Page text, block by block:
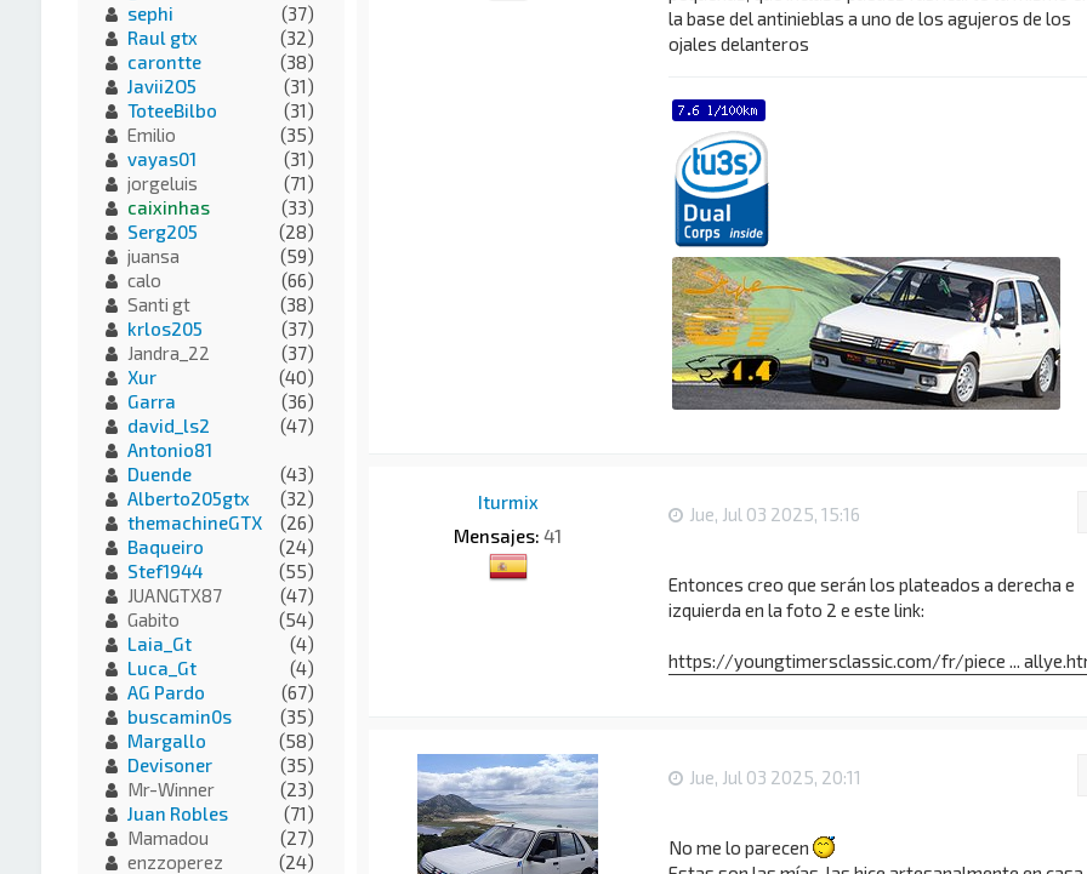
la base del antinieblas a uno de los agujeros de los
ojales delanteros
Iturmix
Mensajes: 41
Jue, Jul 03 2025, 15:16
Entonces creo que serán los plateados a derecha e
izquierda en la foto 2 e este link:
https://youngtimersclassic.com/fr/piece ...
Jue, Jul 03 2025, 20:11
No me lo parecen
sephi
(37)
Raul gtx
(32)
carontte
(38)
Javii2O5
(31)
ToteeBilbo
(31)
Emilio
(35)
vayas01
(31)
jorgeluis
(71)
caixinhas
(33)
Serg205
(28)
juansa
(59)
calo
(66)
Santi gt
(38)
krlos205
(37)
Jandra_22
(37)
Xur
(40)
Garra
(36)
david_ls2
(47)
Antonio81
Duende
(43)
Alberto205gtx
(32)
themachineGTX
(26)
Baqueiro
(24)
Stef1944
(55)
JUANGTX87
(47)
Gabito
(54)
Laia_Gt
(4)
Luca_Gt
(4)
AG Pardo
(67)
buscamin0s
(35)
Margallo
(58)
Devisoner
(35)
Mr-Winner
(23)
Juan Robles
(71)
Mamadou
(27)
enzzoperez
(24)